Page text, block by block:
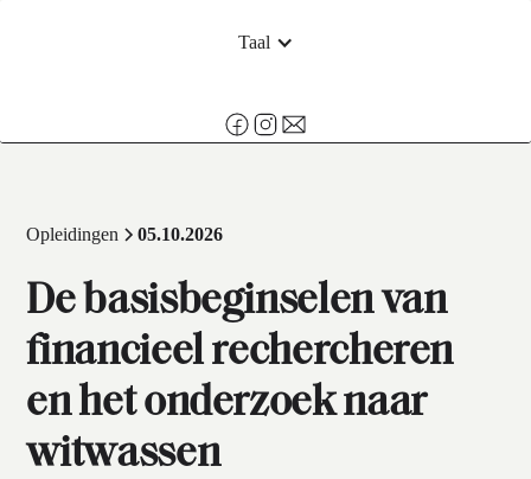
Taal
Opleidingen 05.10.2026
De basisbeginselen van
financieel rechercheren
en het onderzoek naar
witwassen